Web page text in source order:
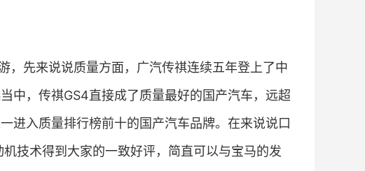
，先来说说质量方面，广汽传祺连续五年登上了中
中，传祺GS4直接成了质量最好的国产汽车，远超
进入质量排行榜前十的国产汽车品牌。在来说说口
技术得到大家的一致好评，简直可以与宝马的发